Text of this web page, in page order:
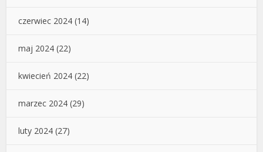
czerwiec 2024 (14)
maj 2024 (22)
kwiecień 2024 (22)
marzec 2024 (29)
luty 2024 (27)